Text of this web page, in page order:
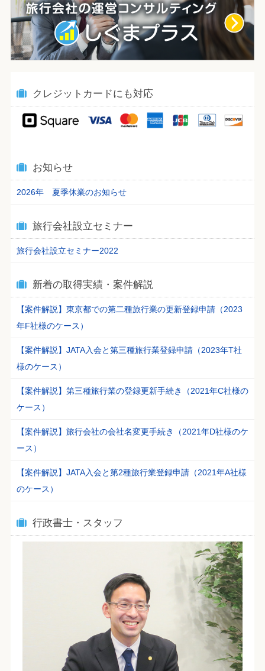
クレジットカードにも対応
お知らせ
2026年 夏季休業のお知らせ
旅行会社設立セミナー
旅行会社設立セミナー2022
新着の取得実績・案件解説
【案件解説】東京都での第二種旅行業の更新登録申請（2023
年F社様のケース）
【案件解説】JATA入会と第三種旅行業登録申請（2023年T社
様のケース）
【案件解説】第三種旅行業の登録更新手続き（2021年C社様の
ケース）
【案件解説】旅行会社の会社名変更手続き（2021年D社様のケ
ース）
【案件解説】JATA入会と第2種旅行業登録申請（2021年A社様
のケース）
行政書士・スタッフ